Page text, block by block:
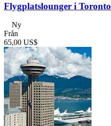
Flygplatslounger i Toronto
Ny
Från
65,00 US$